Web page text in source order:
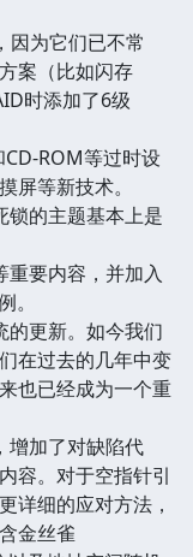
因为它们已不常
案（比如闪存
时添加了6级
ROM等过时设
屏等新技术。
锁的主题基本上是
重要内容，并加入
的更新。如今我们
在过去的几年中变
也已经成为一个重
增加了对缺陷代
容。对于空指针引
详细的应对方法，
金丝雀